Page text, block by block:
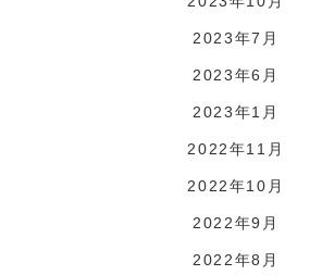
2023年7月
2023年6月
2023年1月
2022年11月
2022年10月
2022年9月
2022年8月